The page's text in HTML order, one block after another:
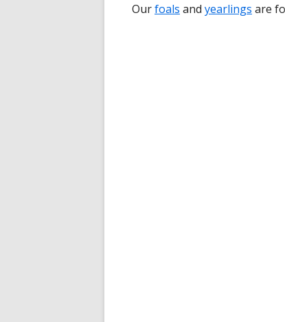
Ourfoals and yearlings are